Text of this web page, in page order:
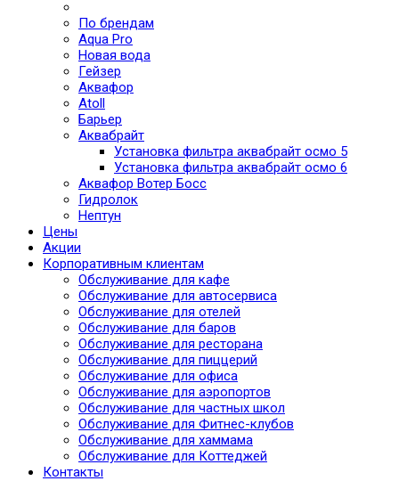
По брендам
Aqua Pro
Новая вода
Гейзер
Аквафор
Atoll
Барьер
Аквабрайт
Установка фильтра аквабрайт осмо 5
Установка фильтра аквабрайт осмо 6
Аквафор Вотер Босс
Гидролок
Нептун
Цены
Акции
Корпоративным клиентам
Обслуживание для кафе
Обслуживание для автосервиса
Обслуживание для отелей
Обслуживание для баров
Обслуживание для ресторана
Обслуживание для пиццерий
Обслуживание для офиса
Обслуживание для аэропортов
Обслуживание для частных школ
Обслуживание для Фитнес-клубов
Обслуживание для хаммама
Обслуживание для Коттеджей
Контакты